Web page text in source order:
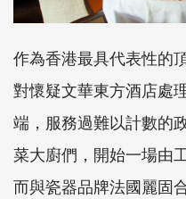
作為香港最具代表性的
對懷疑文華東方酒店處
端，服務過難以計數的
菜大廚們，開始一場由
而與瓷器品牌法國麗固